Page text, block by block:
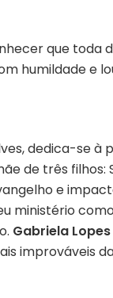
que toda
humildade e
dedica-se à
de três filhos:
e
ministério
Gabriela Lopes
improváveis